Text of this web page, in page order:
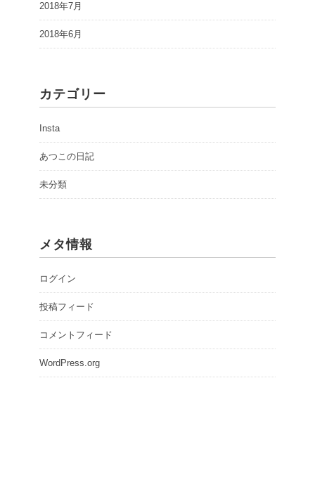
2018年7月
2018年6月
カテゴリー
Insta
あつこの日記
未分類
メタ情報
ログイン
投稿フィード
コメントフィード
WordPress.org